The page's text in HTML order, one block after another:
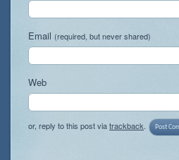
Email (required, but never shared)
Web
or, reply to this post viatrackback